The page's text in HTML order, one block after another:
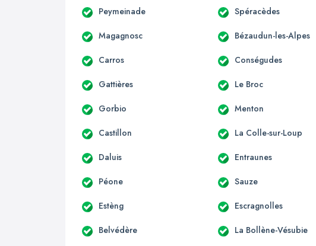
Peymeinade Spéracèdes
Magagnosc Bézaudun-les-Alpes
Carros Conségudes
Gattières Le Broc
Gorbio Menton
Castillon La Colle-sur-Loup
Daluis Entraunes
Péone Sauze
Estèng Escragnolles
Belvédère La Bollène-Vésubie